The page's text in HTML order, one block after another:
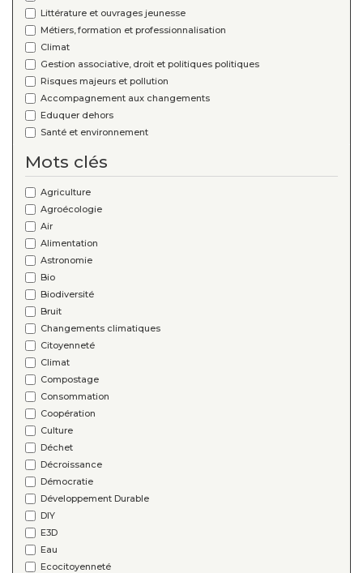
Littérature et ouvrages jeunesse
Métiers, formation et professionnalisation
Climat
Gestion associative, droit et politiques politiques
Risques majeurs et pollution
Accompagnement aux changements
Eduquer dehors
Santé et environnement
Mots clés
Agriculture
Agroécologie
Air
Alimentation
Astronomie
Bio
Biodiversité
Bruit
Changements climatiques
Citoyenneté
Climat
Compostage
Consommation
Coopération
Culture
Déchet
Décroissance
Démocratie
Développement Durable
DIY
E3D
Eau
Ecocitoyenneté